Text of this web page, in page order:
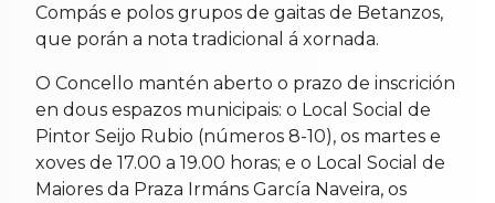
Compás e polos grupos de gaitas de Betanzos,
que porán a nota tradicional á xornada.
O Concello mantén aberto o prazo de inscrición
en dous espazos municipais: o Local Social de
Pintor Seijo Rubio (números 8-10), os martes e
xoves de 17.00 a 19.00 horas; e o Local Social de
Maiores da Praza Irmáns García Naveira, os